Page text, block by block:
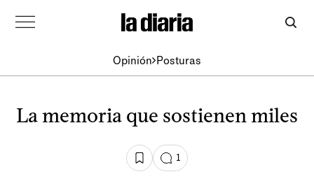
Opinión Posturas
La memoria que sostienen miles
1